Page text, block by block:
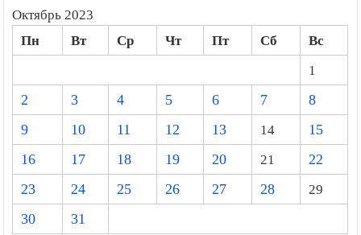
Октябрь 2023
Пн Вт Ср Чт Пт Сб
Вс
1
2
3 4 5 6 7
8
9
10 11 12 13 14
15
16
17 18 19 20 21
22
23
24 25 26 27 28
29